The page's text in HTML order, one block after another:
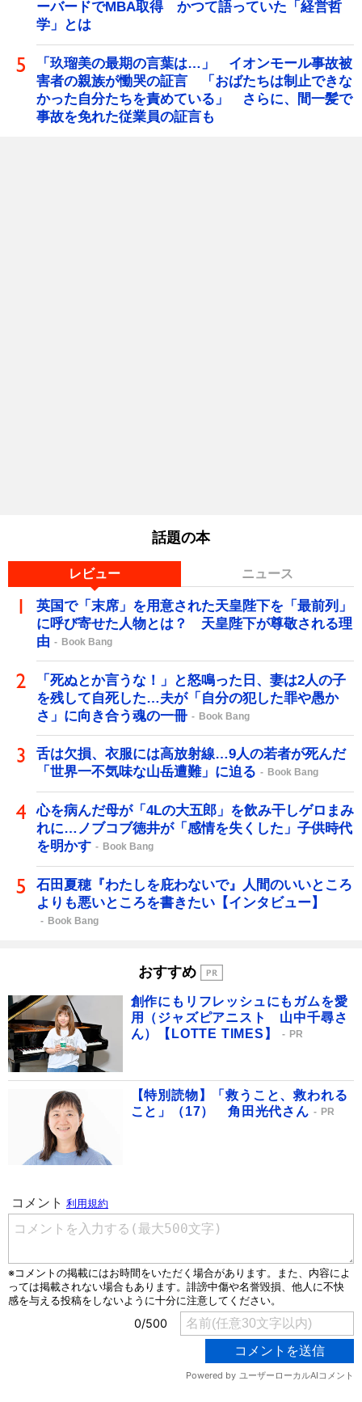
ーバードでMBA取得 かつて語っていた「経営哲
学」とは
「玖瑠美の最期の言葉は…」 イオンモール事故被
害者の親族が慟哭の証言 「おばたちは制止できな
かった自分たちを責めている」 さらに、間一髪で
事故を免れた従業員の証言も
話題の本
レビュー ニュース
英国で「末席」を用意された天皇陛下を「最前列」
に呼び寄せた人物とは？ 天皇陛下が尊敬される理
由
Book Bang
「死ぬとか言うな！」と怒鳴った日、妻は2人の子
を残して自死した…夫が「自分の犯した罪や愚か
さ」に向き合う魂の一冊
Book Bang
舌は欠損、衣服には高放射線…9人の若者が死んだ
「世界一不気味な山岳遭難」に迫る
Book Bang
心を病んだ母が「4Lの大五郎」を飲み干しゲロまみ
れに…ノブコブ徳井が「感情を失くした」子供時代
を明かす
Book Bang
石田夏穂『わたしを庇わないで』人間のいいところ
よりも悪いところを書きたい【インタビュー】
Book Bang
おすすめ
創作にもリフレッシュにもガムを愛
用（ジャズピアニスト 山中千尋さ
ん）【LOTTE TIMES】
PR
【特別読物】「救うこと、救われる
こと」（17） 角田光代さん
PR